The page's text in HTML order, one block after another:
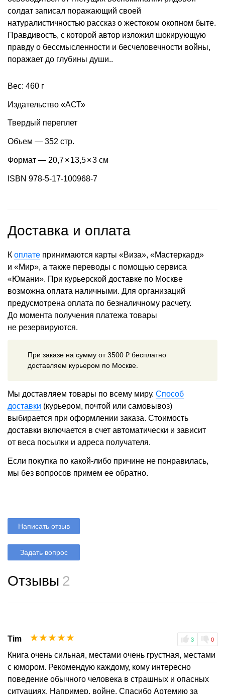
солдат записал поражающий своей
натуралистичностью рассказ о жестоком окопном быте.
Правдивость, с которой автор изложил шокирующую
правду о бессмысленности и бесчеловечности войны,
поражает до глубины души..
Вес: 460 г
Издательство «АСТ»
Твердый переплет
Объем — 352 стр.
Формат — 20,7× 13,5×3 см
ISBN 978-5-17-100968-7
Доставка и оплата
К оплате принимаются карты «Виза», «Мастеркард»
и «Мир», а также переводы с помощью сервиса
«Юмани». При курьерской доставке по Москве
возможна оплата наличными. Для организаций
предусмотрена оплата по безналичному расчету.
До момента получения платежа товары
не резервируются.
При заказе на сумму от 3500 ₽ бесплатно
доставляем курьером по Москве.
Мы доставляем товары по всему миру. Способ
доставки (курьером, почтой или самовывоз)
выбирается при оформлении заказа. Стоимость
доставки включается в счет автоматически и зависит
от веса посылки и адреса получателя.
Если покупка по какой-либо причине не понравилась,
мы без вопросов примем ее обратно.
Написать отзыв
Задать вопрос
Отзывы 2
Tim 3 0
☆
☆
☆
☆
☆
Книга очень сильная, местами очень грустная, местами
с юмором. Рекомендую каждому, кому интересно
поведение обычного человека в страшных и опасных
ситуациях. Например, войне. Спасибо Артемию за